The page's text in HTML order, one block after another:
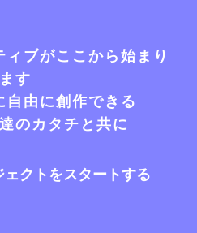
ブがここから始まり
ます
自由に創作できる
のカタチと共に
クトをスタートする